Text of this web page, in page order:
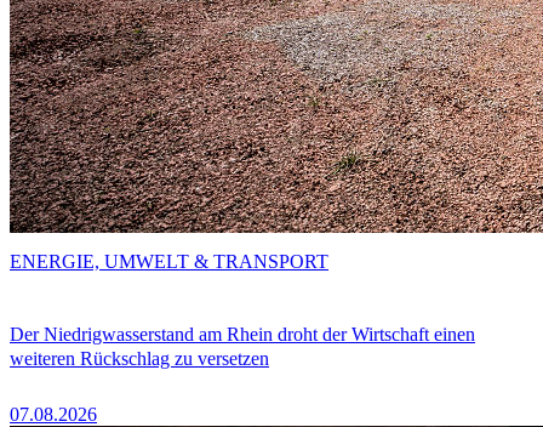
Der Niedrigwasserstand am Rhein droht der Wirtschaft einen
weiteren Rückschlag zu versetzen
07.08.2026
ENERGIE, UMWELT & TRANSPORT